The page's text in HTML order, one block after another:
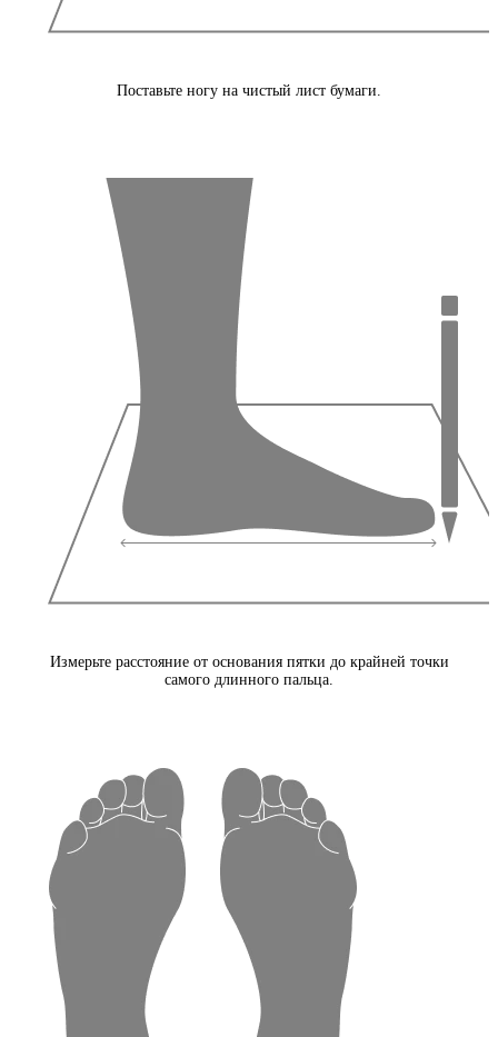
Поставьте ногу на чистый лист бумаги.
Измерьте расстояние от основания пятки до крайней точки
самого длинного пальца.